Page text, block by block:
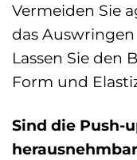
Vermeiden Sie
das
Lassen Sie den
Form und
Sind die Push-